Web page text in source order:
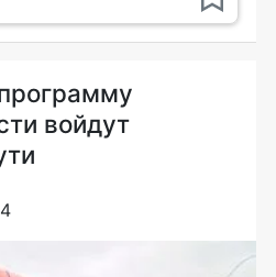
войдут